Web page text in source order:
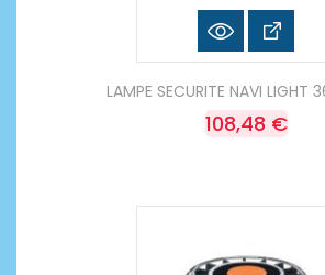
LAMPE SECURITE NAVI LIGHT
108,48 €